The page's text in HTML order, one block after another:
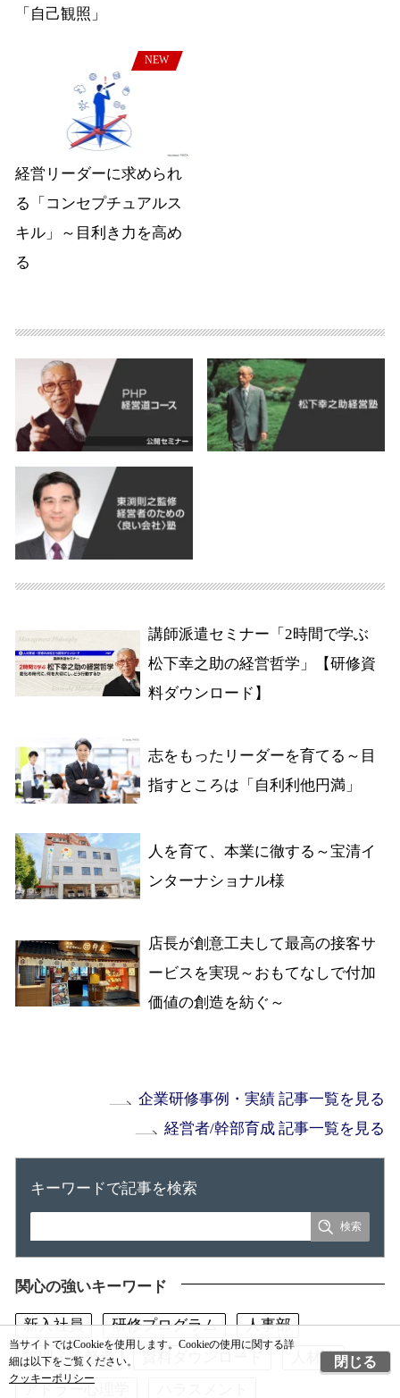
「自己観照」
NEW
経営リーダーに求められ
る「コンセプチュアルス
キル」～目利き力を高め
る
講師派遣セミナー「2時間で学ぶ
松下幸之助の経営哲学」【研修資
料ダウンロード】
志をもったリーダーを育てる～目
指すところは「自利利他円満」
人を育て、本業に徹する～宝清イ
ンターナショナル様
店長が創意工夫して最高の接客サ
ービスを実現～おもてなしで付加
価値の創造を紡ぐ～
企業研修事例・実績 記事一覧を見る
経営者/幹部育成 記事一覧を見る
キーワードで記事を検索
関心の強いキーワード
新入社員 研修プログラム
人事部
管理・監督者
人材論
当サイトではCookieを使用します。Cookieの使用に関する詳
細は以下をご覧ください。
クッキーポリシー
閉じる